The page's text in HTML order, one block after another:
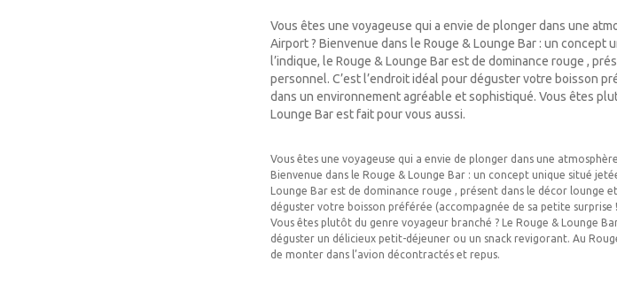
Vous êtes une voyageuse qui a envie de plonger dans une
Airport ? Bienvenue dans le Rouge & Lounge Bar : un concept
l’indique, le Rouge & Lounge Bar est de dominance rouge ,
personnel. C’est l’endroit idéal pour déguster votre boisson
dans un environnement agréable et sophistiqué. Vous êtes
Lounge Bar est fait pour vous aussi.
Vous êtes une voyageuse qui a envie de plonger dans une
Bienvenue dans le Rouge & Lounge Bar : un concept unique situé
Lounge Bar est de dominance rouge , présent dans le décor lounge
déguster votre boisson préférée (accompagnée de sa petite
Vous êtes plutôt du genre voyageur branché ? Le Rouge & Lounge
déguster un délicieux petit-déjeuner ou un snack revigorant. Au
de monter dans l’avion décontractés et repus.